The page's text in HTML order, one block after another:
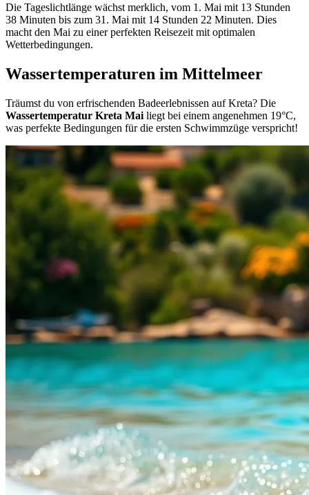
Die Tageslichtlänge wächst merklich, vom 1. Mai mit 13 Stunden
38 Minuten bis zum 31. Mai mit 14 Stunden 22 Minuten. Dies
macht den Mai zu einer perfekten Reisezeit mit optimalen
Wetterbedingungen.
Wassertemperaturen im Mittelmeer
Träumst du von erfrischenden Badeerlebnissen auf Kreta? Die
Wassertemperatur Kreta Mai liegt bei einem angenehmen 19°C,
was perfekte Bedingungen für die ersten Schwimmzüge verspricht!